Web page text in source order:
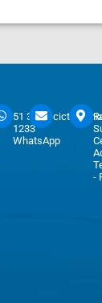
51 3762-
1233
WhatsApp
-